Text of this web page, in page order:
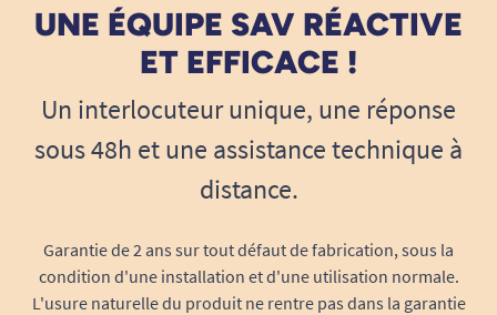
UNE ÉQUIPE SAV RÉACTIVE
ET EFFICACE !
Un interlocuteur unique, une réponse
sous 48h et une assistance technique à
distance.
Garantie de 2 ans sur tout défaut de fabrication, sous la
condition d'une installation et d'une utilisation normale.
L'usure naturelle du produit ne rentre pas dans la garantie